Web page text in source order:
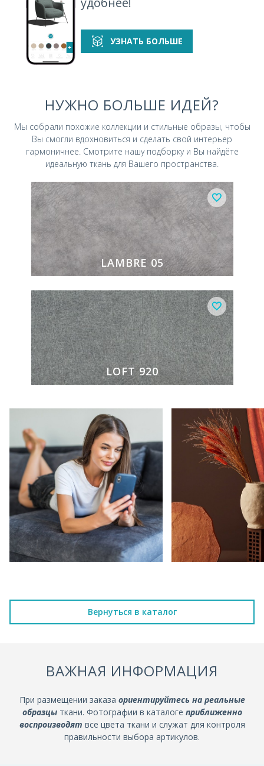
УЗНАТЬ БОЛЬШЕ
НУЖНО БОЛЬШЕ ИДЕЙ?
Мы собрали похожие коллекции и стильные образы, чтобы
Вы смогли вдохновиться и сделать свой интерьер
гармоничнее. Смотрите нашу подборку и Вы найдёте
идеальную ткань для Вашего пространства.
LAMBRE 05
LOFT 920
Вернуться в каталог
ВАЖНАЯ ИНФОРМАЦИЯ
При размещении заказа ориентируйтесь на реальные
образцыткани. Фотографии в каталоге приближенно
воспроизводят все цвета ткани и служат для контроля
правильности выбора артикулов.